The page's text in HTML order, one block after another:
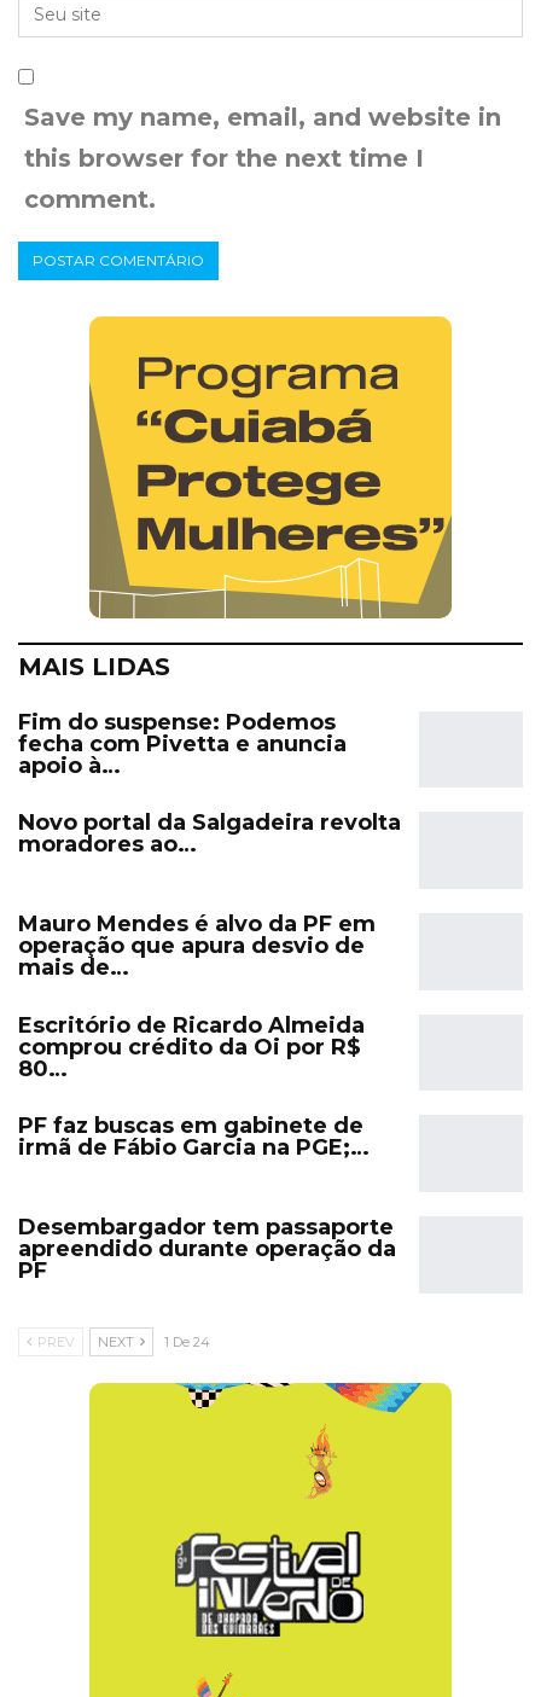
Save my name, email, and website in
this browser for the next time I
comment.
MAIS LIDAS
Fim do suspense: Podemos
fecha com Pivetta e anuncia
apoio à…
Novo portal da Salgadeira revolta
moradores ao…
Mauro Mendes é alvo da PF em
operação que apura desvio de
mais de…
Escritório de Ricardo Almeida
comprou crédito da Oi por R$
80…
PF faz buscas em gabinete de
irmã de Fábio Garcia na PGE;…
Desembargador tem passaporte
apreendido durante operação da
PF
PREV NEXT 1 De 24